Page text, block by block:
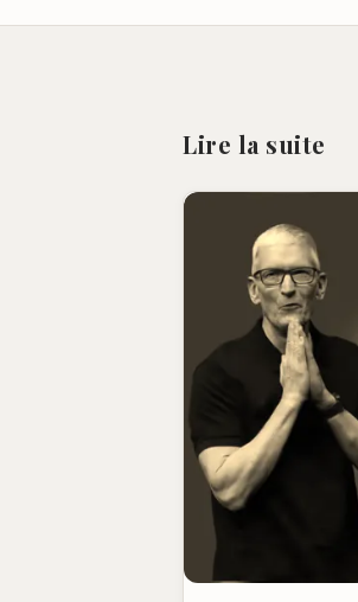
Lire la suite